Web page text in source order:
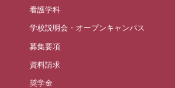
看護学科
学校説明会・オープンキャンパス
募集要項
資料請求
奨学金